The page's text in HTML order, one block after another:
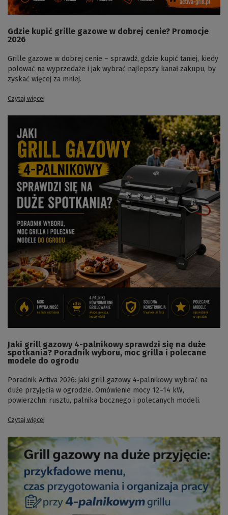
Gdzie kupić grille gazowe w dobrej cenie? Promocje
2026
Grille gazowe w dobrej cenie – sprawdź, gdzie kupić taniej, kiedy
polować na wyprzedaże i jak wybrać najlepszy kanał zakupu, by
zyskać więcej za mniej.
Czytaj więcej
Jaki grill gazowy 4-palnikowy sprawdzi się na duże
spotkania? Poradnik wyboru, moc grilla i polecane
modele do ogrodu
Poradnik Activa 2026: jaki grill gazowy 4‑palnikowy wybrać na
duże przyjęcia w ogrodzie. Omówienie mocy 12–14 kW,
powierzchni rusztu, palnika bocznego i polecanych modeli.
Czytaj więcej